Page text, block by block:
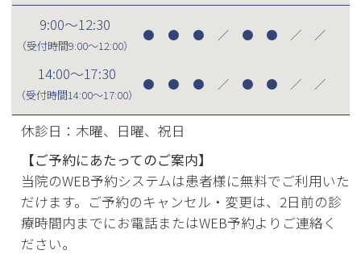
9:00～12:30
（受付時間9:00～12:00）
● ● ● ／ ● ● ／ ／
14:00～17:30
（受付時間14:00～17:00）
● ● ● ／ ● ● ／ ／
休診日：木曜、日曜、祝日
【ご予約にあたってのご案内】
当院のWEB予約システムは患者様に無料でご利用いた
だけます。ご予約のキャンセル・変更は、2日前の診
療時間内までにお電話またはWEB予約よりご連絡く
ださい。